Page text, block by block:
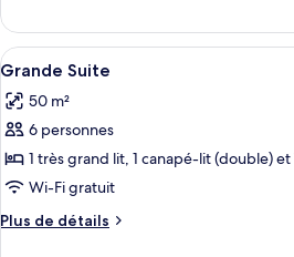
Suite
familiale
Suite
familiale
Afficher
toutes
les
photos
pour
ce
type
de
Une
4
Grande Suite
50 m²
6 personnes
1 très grand lit, 1 canapé-lit (double) et
Wi-Fi gratuit
Plus de détails
Plus